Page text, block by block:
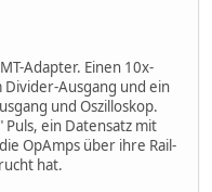
Adapter. Einen 10x-
Divider-Ausgang und ein
und Oszilloskop.
ein Datensatz mit
OpAmps über ihre Rail-
hat.